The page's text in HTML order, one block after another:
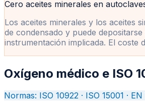
Cero aceites minerales en
Los aceites minerales y los aceites
de condensado y puede
instrumentación implicada. El coste
Oxígeno médico e ISO
Normas: ISO 10922 · ISO 15001 ·